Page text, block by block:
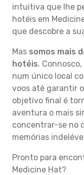
intuitiva que lhe
hotéis em
que descobre a
Mas somos mais
hotéis.
num único local
voos até garantir
objetivo final é
aventura o mais
concentrar-se no
memórias
Pronto para
Medicine Hat?